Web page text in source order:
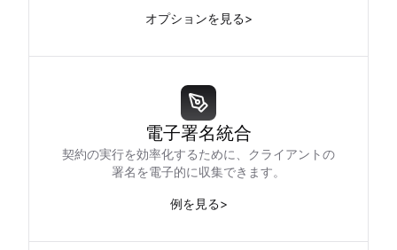
オプションを見る>
電子署名統合
契約の実行を効率化するために、クライアントの
署名を電子的に収集できます。
例を見る>